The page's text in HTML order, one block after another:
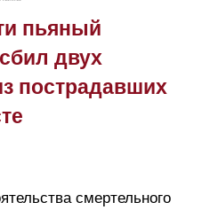
пьяный
двух
пострадавших
смертельного